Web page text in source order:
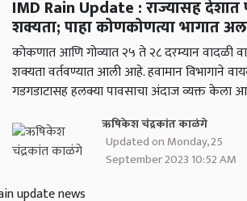
IMD Rain Update : राज्यासह देशात
शक्यता; पाहा कोणकोणत्या भागात
कोकणात आणि गोव्यात २५ ते २८ दरम्यान वादळी
शक्यता वर्तवण्यात आली आहे. हवामान विभागाने
गडगडाटासह हलक्या पावसाचा अंदाज व्यक्त केला
ऋषिकेश चंद्रकांत काळंगे
Updated on Monday, 25
September 2023 10:52 AM